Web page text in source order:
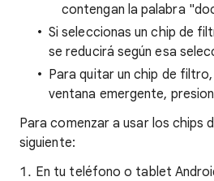
contengan la palabra
Si seleccionas un chip de
se reducirá según esa
Para quitar un chip de
ventana emergente,
Para comenzar a usar los chips
siguiente:
En tu teléfono o tablet